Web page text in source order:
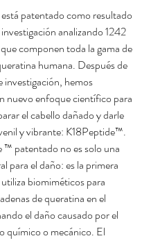
patentado como resultado
analizando 1242
componen toda la gama de
humana. Después de
investigación, hemos
nuevo enfoque científico para
el cabello dañado y darle
y vibrante: K18Peptide™.
™ patentado no es solo una
para el daño: es la primera
biomiméticos para
de queratina en el
el daño causado por el
químico o mecánico. El